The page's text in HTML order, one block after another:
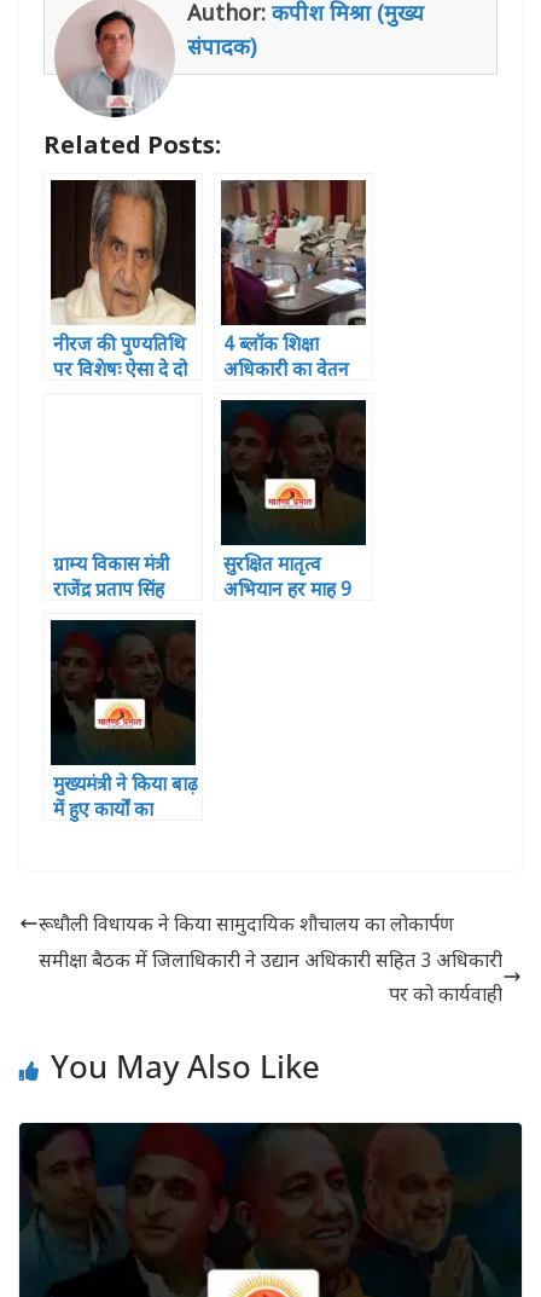
A
p
p
o
o
k
r n
g
dI
n
Author: कपीश मिश्रा (मुख्य
संपादक)
Related Posts:
नीरज की पुण्यतिथि
पर विशेषः ऐसा दे दो
4 ब्लॉक शिक्षा
अधिकारी का वेतन
रुका ,2 पर विभागीय
कार्यवाही
ग्राम्य विकास मंत्री
राजेंद्र प्रताप सिंह
‘‘मोती सिंह” ने चौरी
चौरा शताब्दी समारोह
का किया शुभारंभ
सुरक्षित मातृत्व
अभियान हर माह 9
मुख्यमंत्री ने किया बाढ़
में हुए कार्यों का
रूधौली विधायक ने किया सामुदायिक शौचालय का लोकार्पण
समीक्षा बैठक में जिलाधिकारी ने उद्यान अधिकारी सहित 3 अधिकारी
पर को कार्यवाही
You May Also Like